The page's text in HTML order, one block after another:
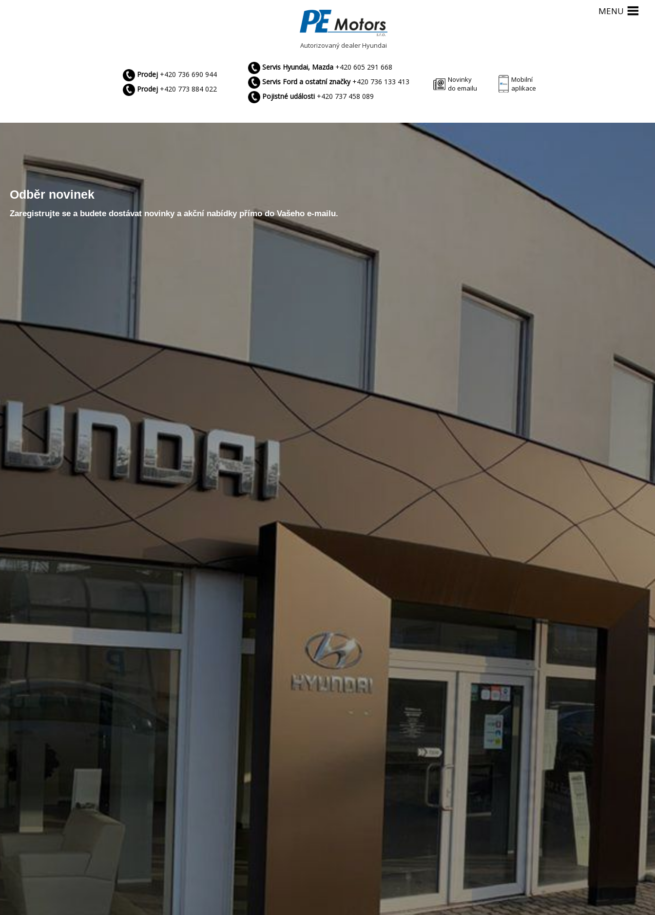
Autorizovaný dealer Hyundai
Prodej+420 736 690 944
Prodej+420 773 884 022
Servis Hyundai, Mazda+420 605 291 668
Servis Ford a ostatní značky+420 736 133 413
Pojistné události+420 737 458 089
Novinky
do emailu
Mobilní
aplikace
MENU
Odběr novinek
Zaregistrujte se a budete dostávat novinky a akční nabídky přímo do Vašeho e-mailu.